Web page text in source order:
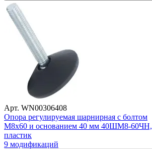
Арт. WN00306408
Опора регулируемая шарнирная с болтом
М8х60 и основанием 40 мм 40ШМ8-60ЧН,
пластик
9 модификаций